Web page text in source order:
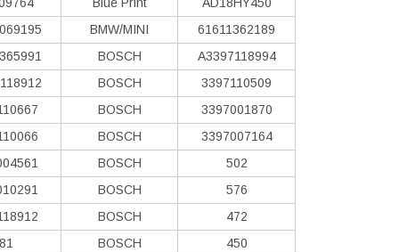
Blue Print
AD18HY450
BMW/MINI
61611362189
BOSCH
A3397118994
BOSCH
3397110509
BOSCH
3397001870
BOSCH
3397007164
BOSCH
502
BOSCH
576
BOSCH
472
BOSCH
450